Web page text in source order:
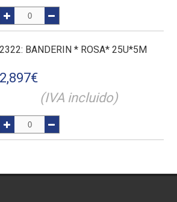
2322: BANDERIN * ROSA* 25U*5M
2,897€
(IVA incluido)